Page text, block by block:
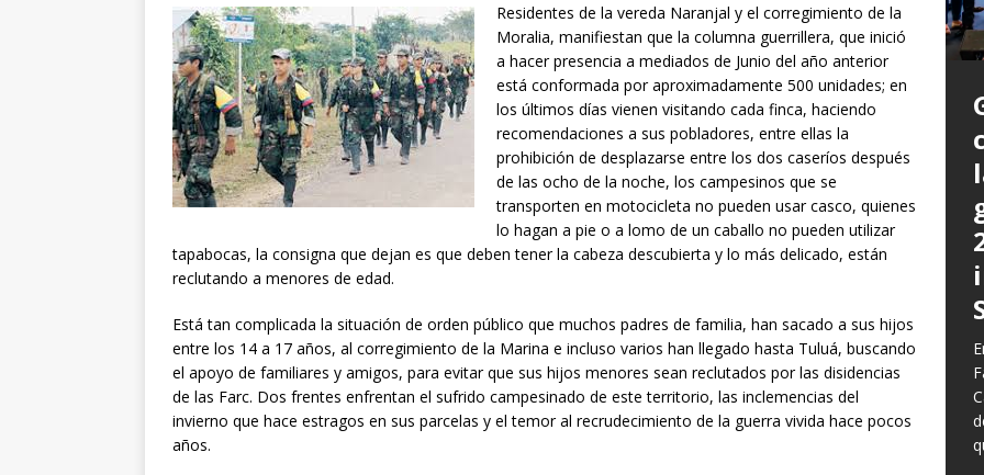
Residentes de la vereda Naranjal y el corregimiento de la
Moralia, manifiestan que la columna guerrillera, que inició
a hacer presencia a mediados de Junio del año anterior
está conformada por aproximadamente 500 unidades; en
los últimos días vienen visitando cada finca, haciendo
recomendaciones a sus pobladores, entre ellas la
prohibición de desplazarse entre los dos caseríos después
de las ocho de la noche, los campesinos que se
transporten en motocicleta no pueden usar casco, quienes
lo hagan a pie o a lomo de un caballo no pueden utilizar
tapabocas, la consigna que dejan es que deben tener la cabeza descubierta y lo más delicado, están
reclutando a menores de edad.
Está tan complicada la situación de orden público que muchos padres de familia, han sacado a sus hijos
entre los 14 a 17 años, al corregimiento de la Marina e incluso varios han llegado hasta Tuluá, buscando
el apoyo de familiares y amigos, para evitar que sus hijos menores sean reclutados por las disidencias
de las Farc. Dos frentes enfrentan el sufrido campesinado de este territorio, las inclemencias del
invierno que hace estragos en sus parcelas y el temor al recrudecimiento de la guerra vivida hace pocos
años.